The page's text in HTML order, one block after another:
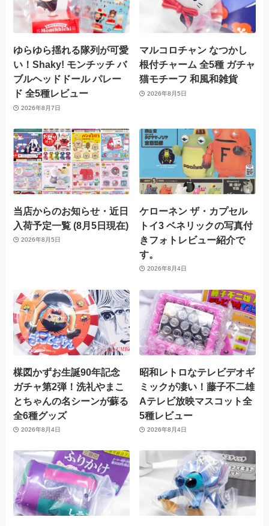
ゆらゆら揺れる隊列が可愛
い！Shaky! モンチッチ バ
ブルヘッドドール パレー
ド 全5種レビュー
2026年8月7日
マルコロチャン なつかし
根付チャーム 全5種 ガチャ
猫モチーフ 和風和雑貨
2026年8月5日
当店からのお知らせ・近日
入荷予定一覧 (8月5日現在)
2026年8月5日
ケローネン ザ・カプセル
トイ3 ベネリックの写真付
きフォトレビュー紹介で
す。
2026年8月4日
楳図かずお生誕90年記念
ガチャ第2弾！洗礼やまこ
とちゃんの名シーンが蘇る
全6種グッズ
2026年8月4日
昭和レトロなテレビデオギ
ミックが凄い！藤子不二雄
Aテレビ放映マスコット全
5種レビュー
2026年8月4日